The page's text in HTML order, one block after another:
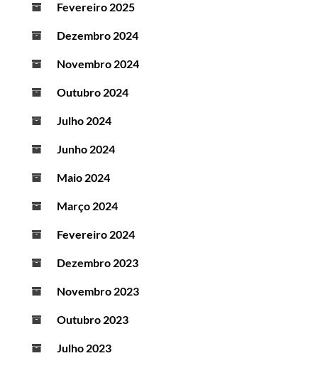
Fevereiro 2025
Dezembro 2024
Novembro 2024
Outubro 2024
Julho 2024
Junho 2024
Maio 2024
Março 2024
Fevereiro 2024
Dezembro 2023
Novembro 2023
Outubro 2023
Julho 2023